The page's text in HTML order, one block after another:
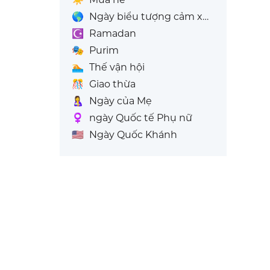
🌎 Ngày biểu tượng cảm xúc thế giới
☪️
Ramadan
🎭 Purim
🏊 Thế vận hội
🎊 Giao thừa
🤱
Ngày của Mẹ
♀️
ngày Quốc tế Phụ nữ
🇺🇸 Ngày Quốc Khánh